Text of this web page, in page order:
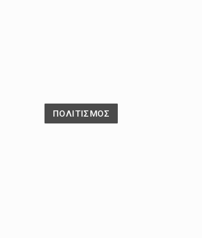
ΠΟΛΙΤΙΣΜΟΣ